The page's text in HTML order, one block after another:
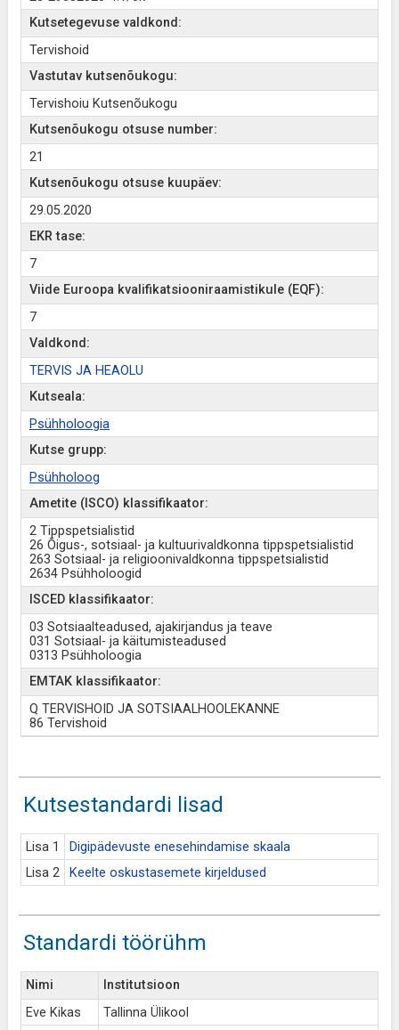
Kutsetegevuse valdkond:
Tervishoid
Vastutav kutsenõukogu:
Tervishoiu Kutsenõukogu
Kutsenõukogu otsuse number:
21
Kutsenõukogu otsuse kuupäev:
29.05.2020
EKR tase:
7
Viide Euroopa kvalifikatsiooniraamistikule (EQF):
7
Valdkond:
TERVIS JA HEAOLU
Kutseala:
Psühholoogia
Kutse grupp:
Psühholoog
Ametite (ISCO) klassifikaator:
2 Tippspetsialistid
26 Õigus-, sotsiaal- ja kultuurivaldkonna tippspetsialistid
263 Sotsiaal- ja religioonivaldkonna tippspetsialistid
2634 Psühholoogid
ISCED klassifikaator:
03 Sotsiaalteadused, ajakirjandus ja teave
031 Sotsiaal- ja käitumisteadused
0313 Psühholoogia
EMTAK klassifikaator:
Q TERVISHOID JA SOTSIAALHOOLEKANNE
86 Tervishoid
Kutsestandardi lisad
Lisa 1
Digipädevuste enesehindamise skaala
Lisa 2
Keelte oskustasemete kirjeldused
Standardi töörühm
Nimi
Institutsioon
Eve Kikas
Tallinna Ülikool